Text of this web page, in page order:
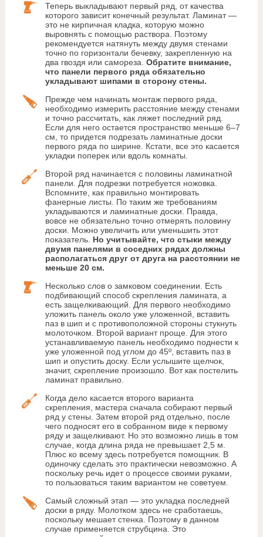
Теперь выкладывают первый ряд, от качества
которого зависит конечный результат. Ламинат —
это не кирпичная кладка, которую можно
выровнять с помощью раствора. Поэтому
рекомендуется натянуть между двумя стенами
точно по горизонтали бечевку, закрепленную на
два гвоздя или самореза. Обратите внимание,
что панели первого ряда обязательно
укладывают шипами в сторону стены.
Прежде чем начинать монтаж первого ряда,
необходимо измерить расстояние между стенами
и точно рассчитать, как ляжет последний ряд.
Если для него остается пространство меньше 6–7
см, то придется подрезать ламинатные доски
первого ряда по ширине. Кстати, все это касается
укладки поперек или вдоль комнаты.
Второй ряд начинается с половины ламинатной
панели. Для подрезки потребуется ножовка.
Вспомните, как правильно монтировать
фанерные листы. По таким же требованиям
укладываются и ламинатные доски. Правда,
вовсе не обязательно точно отмерять половину
доски. Можно увеличить или уменьшить этот
показатель. Но учитывайте, что стыки между
двумя панелями в соседних рядах должны
располагаться друг от друга на расстоянии не
меньше 20 см.
Несколько слов о замковом соединении. Есть
подбивающий способ скрепления ламината, а
есть защелкивающий. Для первого необходимо
уложить панель около уже уложенной, вставить
паз в шип и с противоположной стороны стукнуть
молоточком. Второй вариант проще. Для этого
устанавливаемую панель необходимо поднести к
уже уложенной под углом до 45º, вставить паз в
шип и опустить доску. Если услышите щелчок,
значит, скрепление произошло. Вот как постелить
ламинат правильно.
Когда дело касается второго варианта
скрепления, мастера сначала собирают первый
ряд у стены. Затем второй ряд отдельно, после
чего подносят его в собранном виде к первому
ряду и защелкивают. Но это возможно лишь в том
случае, когда длина ряда не превышает 2,5 м.
Плюс ко всему здесь потребуется помощник. В
одиночку сделать это практически невозможно. А
поскольку речь идет о процессе своими руками,
то пользоваться таким вариантом не советуем.
Самый сложный этап — это укладка последней
доски в ряду. Молотком здесь не сработаешь,
поскольку мешает стенка. Поэтому в данном
случае применяется струбцина. Это